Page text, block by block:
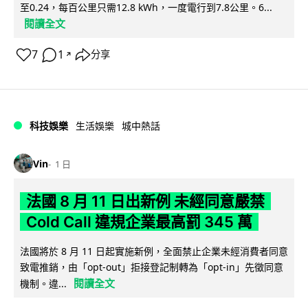
至0.24，每百公里只需12.8 kWh，一度電行到7.8公里。6...
閱讀全文
7 1 ↗ 分享
科技娛樂 生活娛樂 城中熱話
Vin 1 日
法國 8 月 11 日出新例 未經同意嚴禁
Cold Call 違規企業最高罰 345 萬
法國將於 8 月 11 日起實施新例，全面禁止企業未經消費者同意
致電推銷，由「opt-out」拒接登記制轉為「opt-in」先徵同意
機制。違...
閱讀全文